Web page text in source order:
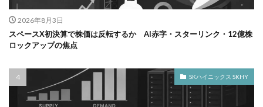
2026年8月3日
スペースX初決算で株価は反転するか AI赤字・スターリンク・12億株
ロックアップの焦点
SKハイニックス SKHY